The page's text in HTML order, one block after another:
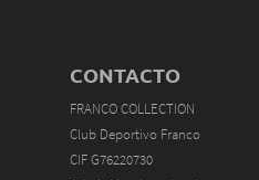
CONTACTO
FRANCO COLLECTION
Club Deportivo Franco
CIF G76220730